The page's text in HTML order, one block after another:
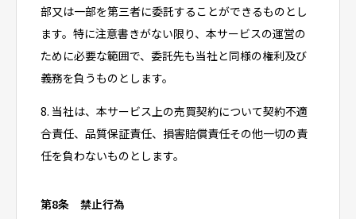
部又は一部を第三者に委託することができるものとし
ます。特に注意書きがない限り、本サービスの運営の
ために必要な範囲で、委託先も当社と同様の権利及び
義務を負うものとします。
8. 当社は、本サービス上の売買契約について契約不適
合責任、品質保証責任、損害賠償責任その他一切の責
任を負わないものとします。
第8条 禁止行為